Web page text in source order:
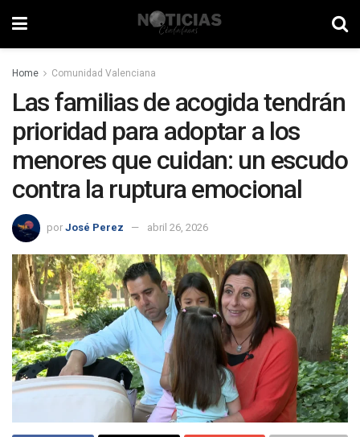
Home Comunidad Valenciana
Las familias de acogida tendrán
prioridad para adoptar a los
menores que cuidan: un escudo
contra la ruptura emocional
por José Perez abril 26, 2026